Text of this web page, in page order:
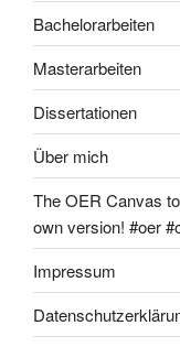
Bachelorarbeiten
Masterarbeiten
Dissertationen
Über mich
The OER Canvas
own version! #oer
Impressum